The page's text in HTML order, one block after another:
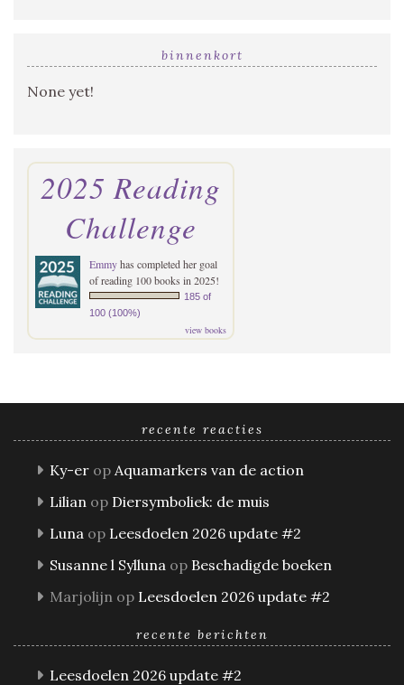
binnenkort
None yet!
2025 Reading
Challenge
Emmyhas completed her goal
of reading 100 books in 2025!
185 of
100 (100%)
view books
recente reacties
Ky-er op Aquamarkers van de action
Lilian op Diersymboliek: de muis
Luna op Leesdoelen 2026 update #2
Susanne l Sylluna op Beschadigde boeken
Marjolijn op Leesdoelen 2026 update #2
recente berichten
Leesdoelen 2026 update #2